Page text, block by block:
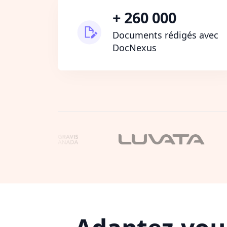
+ 260 000
Documents rédigés avec
DocNexus